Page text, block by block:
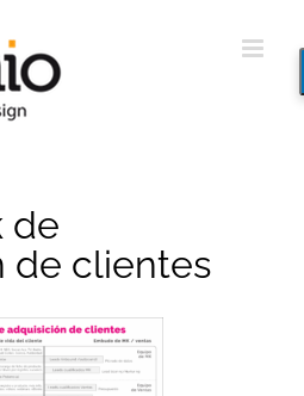
de
de clientes